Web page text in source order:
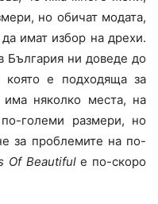
но обичат модата,
имат избор на дрехи.
България ни доведе до
която е подходяща за
няколко места, на
големи размери, но
за проблемите на по-
Of Beautifulе по-скоро